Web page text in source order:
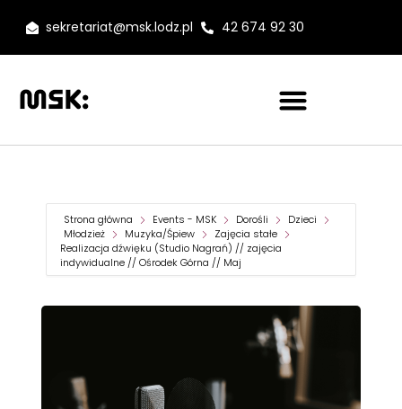
sekretariat@msk.lodz.pl 42 674 92 30
Strona główna Events - MSK Dorośli
Dzieci
Młodzież
Muzyka/Śpiew
Zajęcia stałe
Realizacja dźwięku (Studio Nagrań) // zajęcia
indywidualne // Ośrodek Górna // Maj